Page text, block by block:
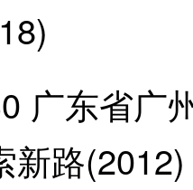
东省广州
新路(2012)